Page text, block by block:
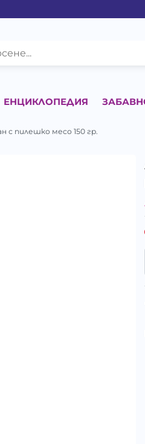
ЕНЦИКЛОПЕДИЯ
с пилешко месо 150 гр.